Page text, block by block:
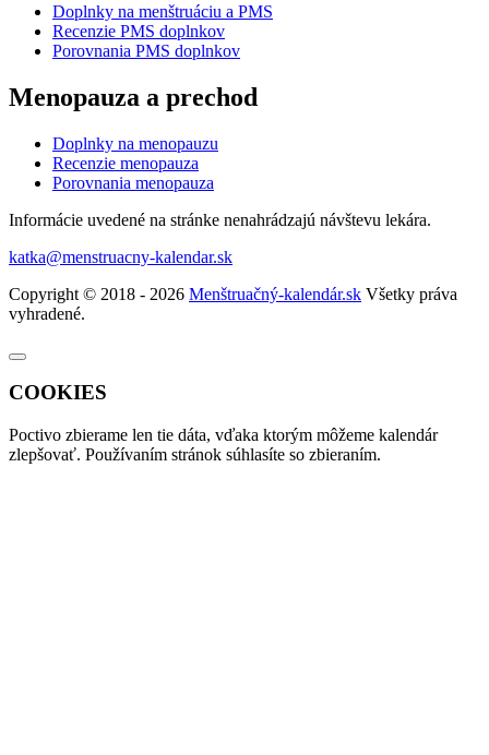
Doplnky na menštruáciu a PMS
Recenzie PMS doplnkov
Porovnania PMS doplnkov
Menopauza a prechod
Doplnky na menopauzu
Recenzie menopauza
Porovnania menopauza
Informácie uvedené na stránke nenahrádzajú návštevu lekára.
katka@menstruacny-kalendar.sk
Copyright © 2018 - 2026 Menštruačný-kalendár.sk Všetky práva
vyhradené.
COOKIES
Poctivo zbierame len tie dáta, vďaka ktorým môžeme kalendár
zlepšovať. Používaním stránok súhlasíte so zbieraním.